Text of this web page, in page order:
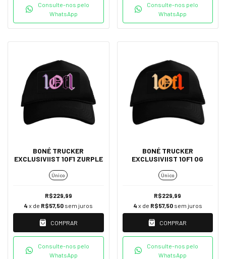
Consulte-nos pelo
WhatsApp
Consulte-nos pelo
WhatsApp
BONÉ TRUCKER
EXCLUSIVIIST 1OF1 ZURPLE
Único
R$229,99
4 x de R$57,50 sem juros
COMPRAR
Consulte-nos pelo
WhatsApp
BONÉ TRUCKER
EXCLUSIVIIST 1OF1 OG
Único
R$229,99
4 x de R$57,50 sem juros
COMPRAR
Consulte-nos pelo
WhatsApp